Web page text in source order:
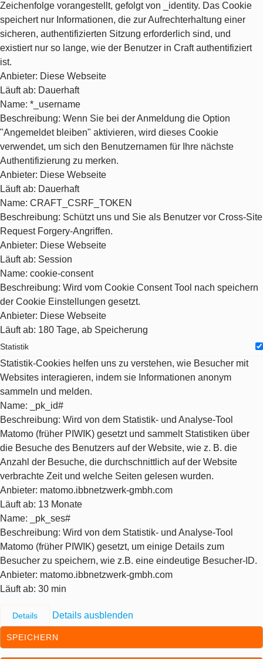
Zeichenfolge vorangestellt, gefolgt von _identity. Das Cookie
speichert nur Informationen, die zur Aufrechterhaltung einer
sicheren, authentifizierten Sitzung erforderlich sind, und
existiert nur so lange, wie der Benutzer in Craft authentifiziert
ist.
Anbieter: Diese Webseite
Läuft ab: Dauerhaft
Name: *_username
Beschreibung: Wenn Sie bei der Anmeldung die Option
"Angemeldet bleiben" aktivieren, wird dieses Cookie
verwendet, um sich den Benutzernamen für Ihre nächste
Authentifizierung zu merken.
Anbieter: Diese Webseite
Läuft ab: Dauerhaft
Name: CRAFT_CSRF_TOKEN
Beschreibung: Schützt uns und Sie als Benutzer vor Cross-Site
Request Forgery-Angriffen.
Anbieter: Diese Webseite
Läuft ab: Session
Name: cookie-consent
Beschreibung: Wird vom Cookie Consent Tool nach speichern
der Cookie Einstellungen gesetzt.
Anbieter: Diese Webseite
Läuft ab: 180 Tage, ab Speicherung
Statistik
Statistik-Cookies helfen uns zu verstehen, wie Besucher mit
Websites interagieren, indem sie Informationen anonym
sammeln und melden.
Name: _pk_id#
Beschreibung: Wird von dem Statistik- und Analyse-Tool
Matomo (früher PIWIK) gesetzt und sammelt Statistiken über
die Besuche des Benutzers auf der Website, wie z. B. die
Anzahl der Besuche, die durchschnittlich auf der Website
verbrachte Zeit und welche Seiten gelesen wurden.
Anbieter: matomo.ibbnetzwerk-gmbh.com
Läuft ab: 13 Monate
Name: _pk_ses#
Beschreibung: Wird von dem Statistik- und Analyse-Tool
Matomo (früher PIWIK) gesetzt, um einige Details zum
Besucher zu speichern, wie z.B. eine eindeutige Besucher-ID.
Anbieter: matomo.ibbnetzwerk-gmbh.com
Läuft ab: 30 min
Details Details ausblenden
SPEICHERN